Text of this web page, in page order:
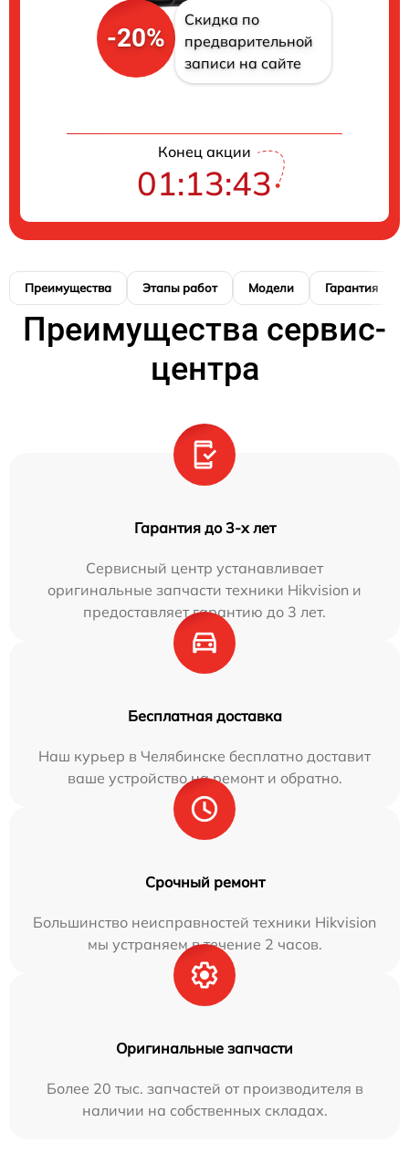
-20%
Скидка по
предварительной
записи на сайте
Конец акции
01:13:42
Преимущества Этапы работ Модели Гарантия
Преимущества сервис-
центра
Гарантия до 3-х лет
Сервисный центр устанавливает
оригинальные запчасти техники Hikvision и
предоставляет гарантию до 3 лет.
Бесплатная доставка
Наш курьер в Челябинске бесплатно доставит
ваше устройство на ремонт и обратно.
Срочный ремонт
Большинство неисправностей техники Hikvision
мы устраняем в течение 2 часов.
Оригинальные запчасти
Более 20 тыс. запчастей от производителя в
наличии на собственных складах.